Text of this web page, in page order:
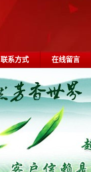
联系方式 在线留言